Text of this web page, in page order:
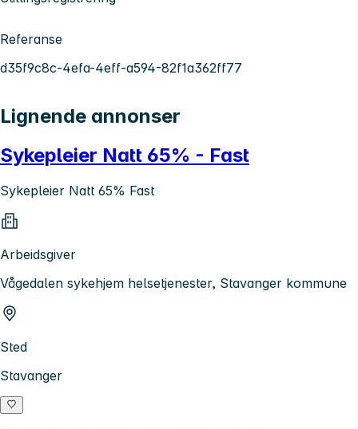
Referanse
d35f9c8c-4efa-4eff-a594-82f1a362ff77
Lignende annonser
Sykepleier Natt 65% - Fast
Sykepleier Natt 65% Fast
Arbeidsgiver
Vågedalen sykehjem helsetjenester, Stavanger kommune
Sted
Stavanger